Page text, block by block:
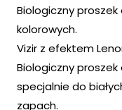
Biologiczny
kolorowych.
Vizir z efektem
Biologiczny
specjalnie do
zapach.